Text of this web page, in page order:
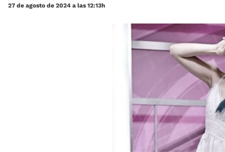
27 de agosto de 2024 a las 12:13h